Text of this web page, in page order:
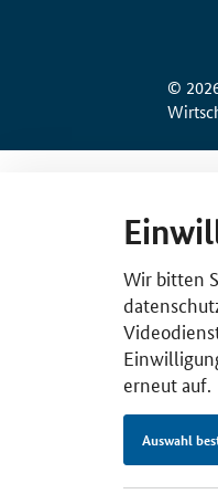
©
Wir bitten
erneut auf.
Auswahl